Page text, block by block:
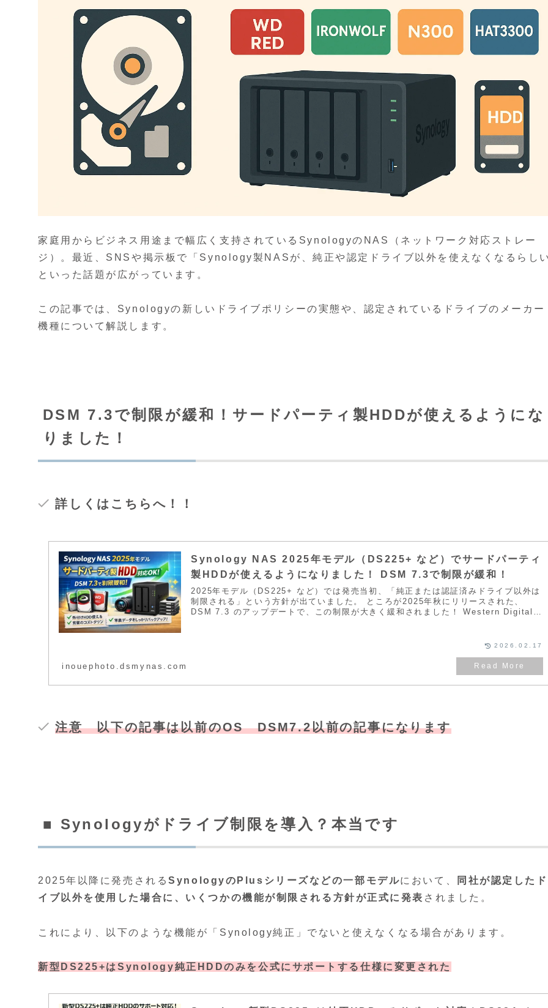
家庭用からビジネス用途まで幅広く支持されているSynologyのNAS（ネットワーク対応ストレー
ジ）。最近、SNSや掲示板で「Synology製NASが、純正や認定ドライブ以外を使えなくなるらし
といった話題が広がっています。
この記事では、Synologyの新しいドライブポリシーの実態や、認定されているドライブのメーカー
機種について解説します。
DSM 7.3で制限が緩和！サードパーティ製HDDが使えるようにな
りました！
詳しくはこちらへ！！
Synology NAS 2025年モデル（DS225+ など）でサードパーティ
製HDDが使えるようになりました！ DSM 7.3で制限が緩和！
2025年モデル（DS225+ など）では発売当初、「純正または認証済みドライブ以外は
制限される」という方針が出ていました。 ところが2025年秋にリリースされた、
DSM 7.3 のアップデートで、この制限が大きく緩和されました！ Western Digital
inouephoto.dsmynas.com
2026.02.17
注意 以下の記事は以前のOS DSM7.2以前の記事になります
■ Synologyがドライブ制限を導入？本当です
2025年以降に発売されるSynologyのPlusシリーズなどの一部モデルにおいて、
同社が認定した
イブ以外を使用した場合に、いくつかの機能が制限される方針が正式に発表 されました。
これにより、以下のような機能が「Synology純正」でないと使えなくなる場合があります。
新型DS225+はSynology純正HDDのみを公式にサポートする仕様に変更された